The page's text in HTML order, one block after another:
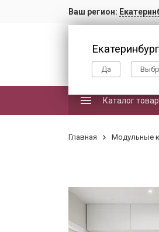
Ваш регион:
Да
Каталог
Главная Модульные